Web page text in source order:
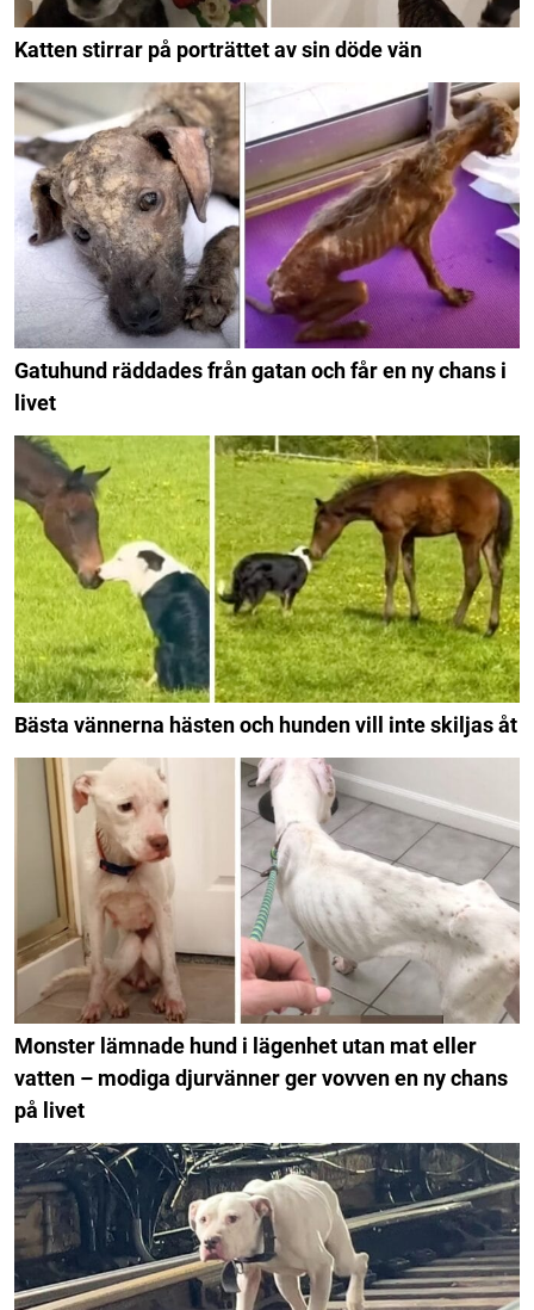
Katten stirrar på porträttet av sin döde vän
Gatuhund räddades från gatan och får en ny chans i
livet
Bästa vännerna hästen och hunden vill inte skiljas åt
Monster lämnade hund i lägenhet utan mat eller
vatten – modiga djurvänner ger vovven en ny chans
på livet